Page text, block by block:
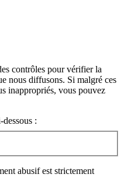
contrôles pour vérifier la
nous diffusons. Si malgré ces
inappropriés, vous pouvez
:
abusif est strictement